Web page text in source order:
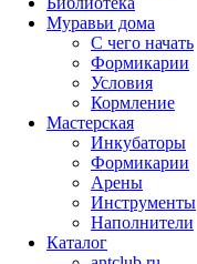
Муравьи дома
С чего начать
Формикарии
Условия
Кормление
Мастерская
Инкубаторы
Формикарии
Арены
Инструменты
Наполнители
Каталог